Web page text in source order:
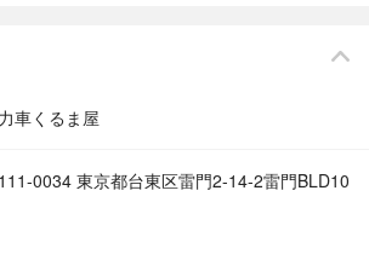
車くるま屋
0034 東京都台東区雷門2-14-2雷門BLD10